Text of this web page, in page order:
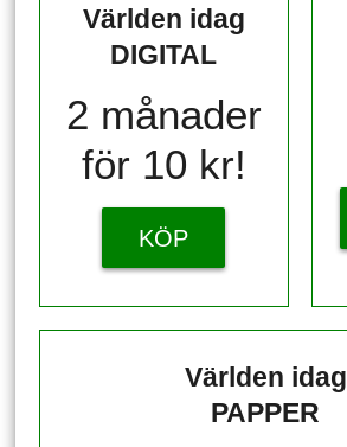
Världen idag
DIGITAL
2 månader
för 10 kr!
KÖP
Världen idag
PAPPER